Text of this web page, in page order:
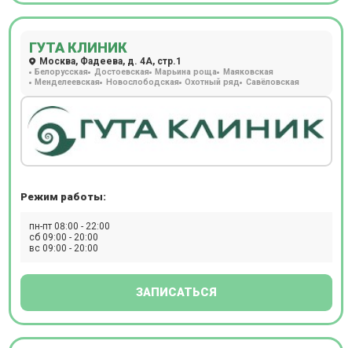
ГУТА КЛИНИК
Москва, Фадеева, д. 4А, стр.1
Белорусская Достоевская Марьина роща Маяковская
Менделеевская Новослободская Охотный ряд Савёловская
Режим работы:
пн-пт 08:00 - 22:00
сб 09:00 - 20:00
вс 09:00 - 20:00
ЗАПИСАТЬСЯ